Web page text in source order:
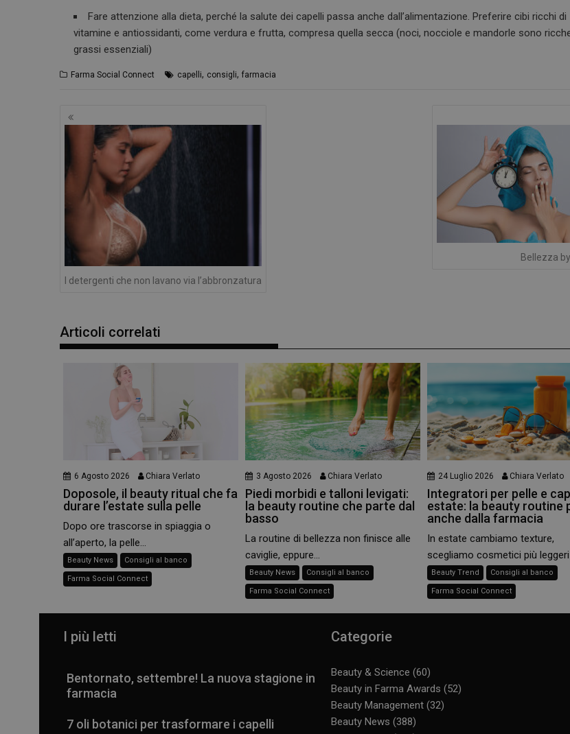
Fare attenzione alla dieta, perché la salute dei capelli passa anche dall’alimentazione. Preferire cibi ricchi di
vitamine e antiossidanti, come verdura e frutta, compresa quella secca (noci, nocciole e mandorle sono
grassi essenziali)
Farma Social Connect capelli, consigli, farmacia
Navigazione
articoli
I detergenti che non lavano via l’abbronzatura
Bellezza
Articoli correlati
6 Agosto 2026 Chiara Verlato
Doposole, il beauty ritual che fa
durare l’estate sulla pelle
Dopo ore trascorse in spiaggia o
all’aperto, la pelle...
Beauty News Consigli al banco
Farma Social Connect
3 Agosto 2026 Chiara Verlato
Piedi morbidi e talloni levigati:
la beauty routine che parte dal
basso
La routine di bellezza non finisce alle
caviglie, eppure...
Beauty News Consigli al banco
Farma Social Connect
24 Luglio 2026 Chiara Verlato
Integratori per pelle e
estate: la beauty routine
anche dalla farmacia
In estate cambiamo texture,
scegliamo cosmetici più leggeri
Beauty Trend Consigli al banco
Farma Social Connect
I più letti
Bentornato, settembre! La nuova stagione in
farmacia
7 oli botanici per trasformare i capelli
Categorie
Beauty & Science (60)
Beauty in Farma Awards (52)
Beauty Management(32)
Beauty News (388)
I cookie necessari contribuiscono a rendere fruibile il sito web abilitandone funzionalità di
e l'accesso alle aree protette del sito. Il sito web non è in grado di funzionare correttamente
DESCRIZIONE
Cookie generato da
PHP. Si tratta di un
mantenere le variabili
è un numero
viene utilizzato può
buon esempio è
utente tra le pagine.
1 anno 1
Questo nome di cookie
Analytics, che è un
servizio di analisi più
Google. Questo
utenti unici
casuale come
richiesta di pagina in
mese
Questo cookie viene
mantenere lo stato
CookieScriptConsent
CookieScript
www.panoramacosmetico.it
settimane
Script.com per
cookie dei visitatori. È